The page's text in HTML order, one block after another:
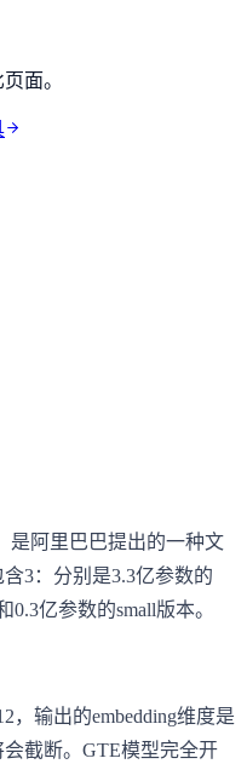
面。
是阿里巴巴提出的一种文
3：分别是3.3亿参数的
0.3亿参数的small版本。
，输出的embedding维度是
截断。GTE模型完全开